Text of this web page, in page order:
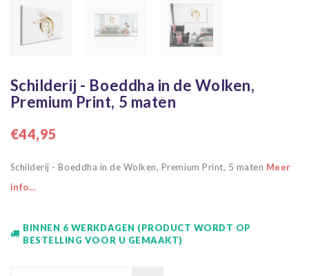
Schilderij - Boeddha in de Wolken,
Premium Print, 5 maten
€44,95
Schilderij - Boeddha in de Wolken, Premium Print, 5 maten Meer
info...
BINNEN 6 WERKDAGEN (PRODUCT WORDT OP
BESTELLING VOOR U GEMAAKT)